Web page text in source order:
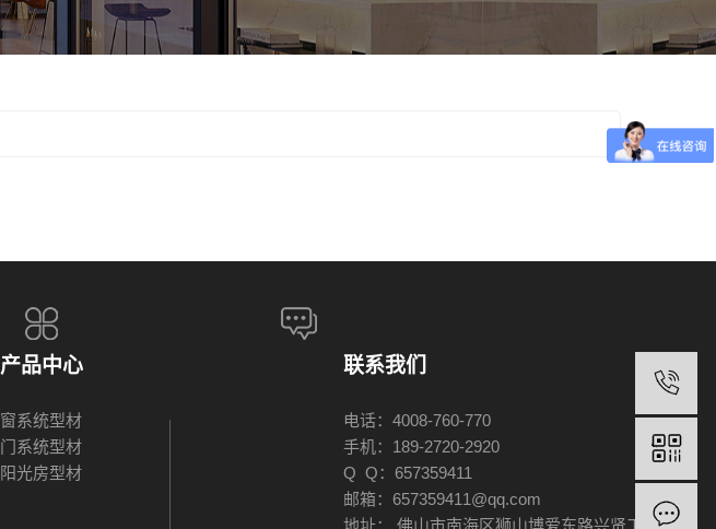
产品中心
窗系统型材
门系统型材
阳光房型材
联系我们
电话：4008-760-770
手机：189-2720-2920
Q Q：657359411
邮箱：657359411@qq.com